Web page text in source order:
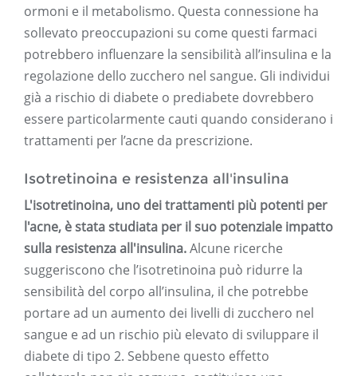
ormoni e il metabolismo. Questa connessione ha
sollevato preoccupazioni su come questi farmaci
potrebbero influenzare la sensibilità all’insulina e la
regolazione dello zucchero nel sangue. Gli individui
già a rischio di diabete o prediabete dovrebbero
essere particolarmente cauti quando considerano i
trattamenti per l’acne da prescrizione.
Isotretinoina e resistenza all'insulina
L'isotretinoina, uno dei trattamenti più potenti per
l'acne, è stata studiata per il suo potenziale impatto
sulla resistenza all'insulina.Alcune ricerche
suggeriscono che l’isotretinoina può ridurre la
sensibilità del corpo all’insulina, il che potrebbe
portare ad un aumento dei livelli di zucchero nel
sangue e ad un rischio più elevato di sviluppare il
diabete di tipo 2. Sebbene questo effetto